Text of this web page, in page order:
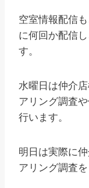
空室情報配信
に何回か配信
す。
水曜日は仲介
アリング調査
行います。
明日は実際に
アリング調査を